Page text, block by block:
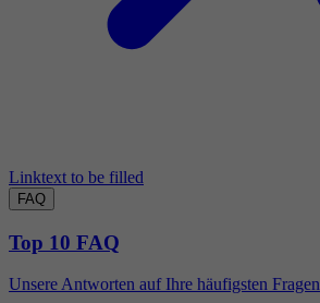
Linktext to be filled
FAQ
Top 10 FAQ
Unsere Antworten auf Ihre häufigsten Fragen